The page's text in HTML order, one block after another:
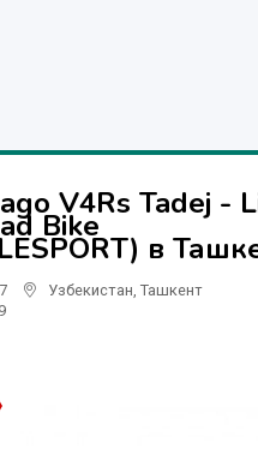
V4Rs Tadej -
Bike
в
Узбекистан Ташкент